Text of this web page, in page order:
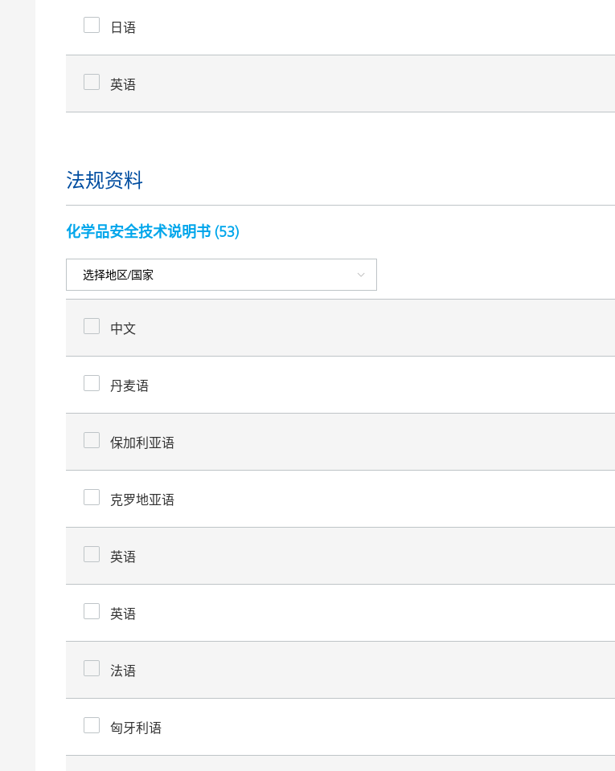
日语
英语
法规资料
化学品安全技术说明书 (53)
中文
丹麦语
保加利亚语
克罗地亚语
英语
英语
法语
匈牙利语